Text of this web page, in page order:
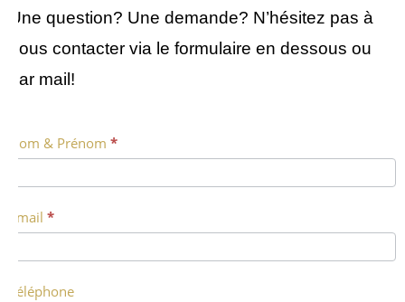
Une question? Une demande? N’hésitez pas à
nous contacter via le formulaire en dessous ou
par mail!
Nom & Prénom *
Email *
Téléphone